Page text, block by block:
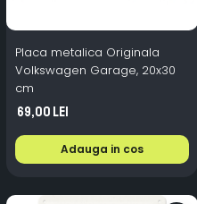
Placa metalica Originala
Volkswagen Garage, 20x30
cm
69,00 Lei
Adauga in cos